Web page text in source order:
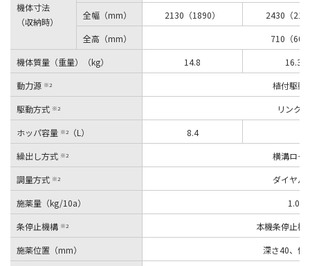
機体寸法
（収納時）
全幅（mm）
2130（1890）
2430（
全高（mm）
710（600
機体質量（重量）（kg）
14.8
16.3
動力源 ※2
植付駆動
駆動方式 ※2
リンク式
ホッパ容量 ※2 （L）
8.4
繰出し方式 ※2
横溝ロー
調量方式 ※2
ダイヤル
施薬量（kg/10a）
1.0
条停止機構 ※2
本機条停止機
施薬位置（mm）
深さ40、側